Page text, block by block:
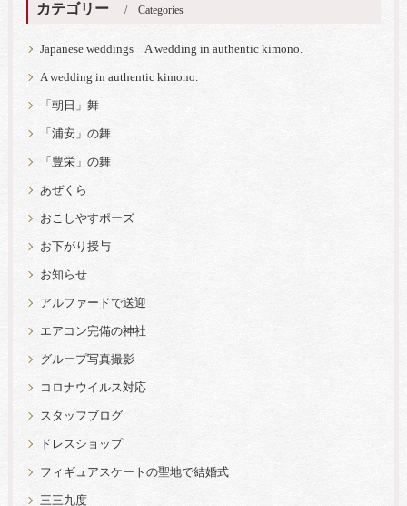
カテゴリー Categories
Japanese weddings A wedding in authentic kimono.
A wedding in authentic kimono.
「朝日」舞
「浦安」の舞
「豊栄」の舞
あぜくら
おこしやすポーズ
お下がり授与
お知らせ
アルファードで送迎
エアコン完備の神社
グループ写真撮影
コロナウイルス対応
スタッフブログ
ドレスショップ
フィギュアスケートの聖地で結婚式
三三九度